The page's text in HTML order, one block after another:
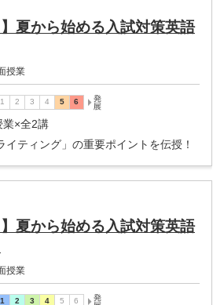
】夏から始める入試対策英語
授業
業×全2講
イティング」の重要ポイントを伝授！
】夏から始める入試対策英語
授業